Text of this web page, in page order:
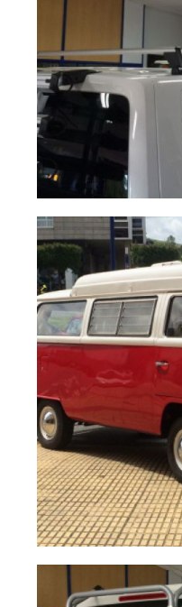
Barras de techo
Multivan T6
Multivan todo un
clásico